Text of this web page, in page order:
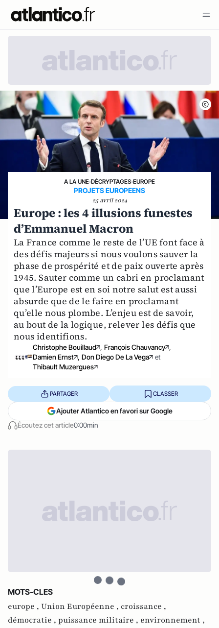
A LA UNE›DÉCRYPTAGES›EUROPE
PROJETS EUROPEENS
25 avril 2024
Europe : les 4 illusions funestes
d’Emmanuel Macron
La France comme le reste de l’UE font face à
des défis majeurs si nous voulons sauver la
phase de prospérité et de paix ouverte après
1945. Sauter comme un cabri en proclamant
que l’Europe est en soi notre salut est aussi
absurde que de le faire en proclamant
qu’elle nous plombe. L’enjeu est de savoir,
au bout de la logique, relever les défis que
nous identifions.
Christophe Bouillaud , François Chauvancy ,
Damien Ernst , Don Diego De La Vega
et
Thibault Muzergues
Écoutez cet article0:00min
PARTAGER CLASSER
Ajouter Atlantico en favori sur Google
MOTS-CLES
europe , Union Européenne , croissance ,
démocratie , puissance militaire , environnement ,